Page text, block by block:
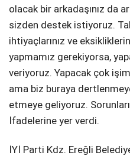
olacak bir arkadaşınız da
sizden destek istiyoruz.
ihtiyaçlarınız ve
yapmamız gerekiyorsa,
veriyoruz. Yapacak çok
ama biz buraya
etmeye geliyoruz.
İfadelerine yer verdi.
İYİ Parti Kdz. Ereğli